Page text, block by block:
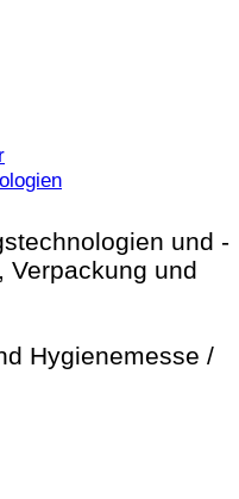
und -
Verpackung und
Hygienemesse /